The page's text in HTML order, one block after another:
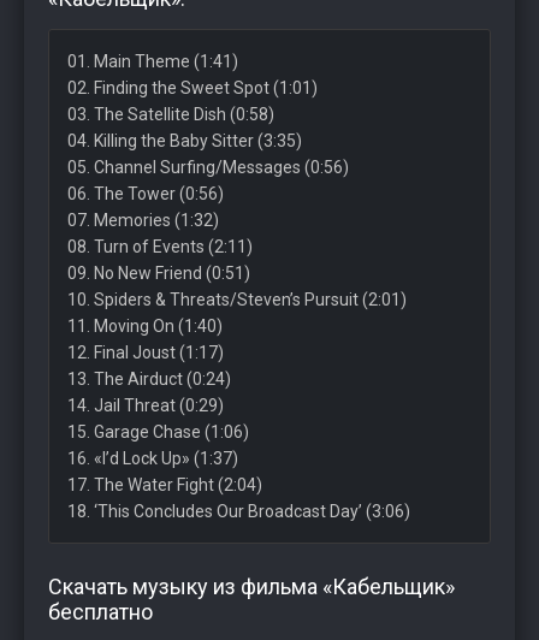
01. Main Theme (1:41)
02. Finding the Sweet Spot (1:01)
03. The Satellite Dish (0:58)
04. Killing the Baby Sitter (3:35)
05. Channel Surfing/Messages (0:56)
06. The Tower (0:56)
07. Memories (1:32)
08. Turn of Events (2:11)
09. No New Friend (0:51)
10. Spiders & Threats/Steven’s Pursuit (2:01)
11. Moving On (1:40)
12. Final Joust (1:17)
13. The Airduct (0:24)
14. Jail Threat (0:29)
15. Garage Chase (1:06)
16. «I’d Lock Up» (1:37)
17. The Water Fight (2:04)
18. ‘This Concludes Our Broadcast Day’ (3:06)
Скачать музыку из фильма «Кабельщик»
бесплатно